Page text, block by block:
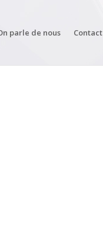
parle de nous Contact